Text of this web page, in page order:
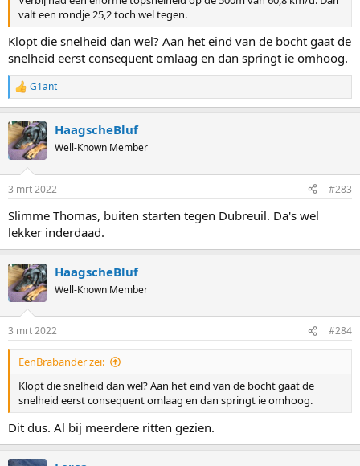
valt een rondje 25,2 toch wel tegen.
Klopt die snelheid dan wel? Aan het eind van de bocht gaat de
snelheid eerst consequent omlaag en dan springt ie omhoog.
R
e
c
t
i
s
G1ant
HaagscheBluf
Well-Known Member
3 mrt 2022 #283
Slimme Thomas, buiten starten tegen Dubreuil. Da's wel
lekker inderdaad.
HaagscheBluf
Well-Known Member
3 mrt 2022 #284
EenBrabander zei:
Klopt die snelheid dan wel? Aan het eind van de bocht gaat de
snelheid eerst consequent omlaag en dan springt ie omhoog.
Dit dus. Al bij meerdere ritten gezien.